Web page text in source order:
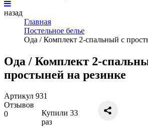
назад
Главная
Постельное белье
Ода / Комплект 2-спальный с
Ода / Комплект 2-
простыней на резинке
Артикул 931
Отзывов
0
Купили33
раз